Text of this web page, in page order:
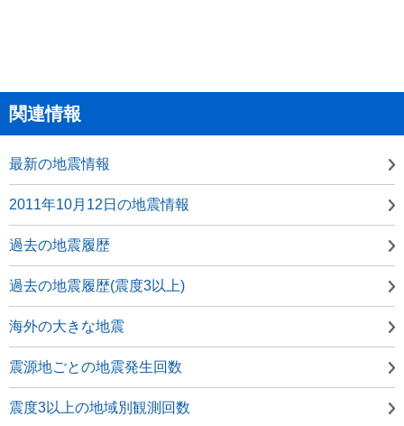
関連情報
最新の地震情報
2011年10月12日の地震情報
過去の地震履歴
過去の地震履歴(震度3以上)
海外の大きな地震
震源地ごとの地震発生回数
震度3以上の地域別観測回数